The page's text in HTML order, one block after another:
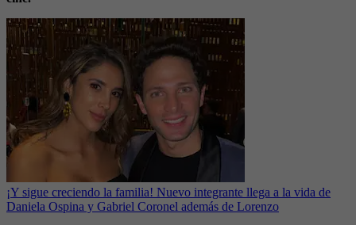
¡Y sigue creciendo la familia! Nuevo integrante llega a la vida de
Daniela Ospina y Gabriel Coronel además de Lorenzo